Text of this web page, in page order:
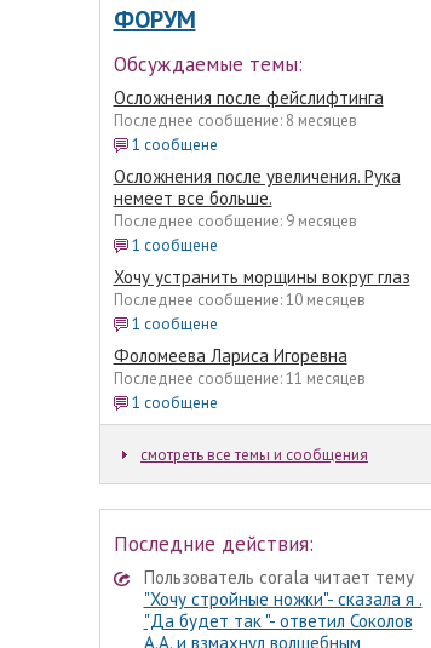
ФОРУМ
Обсуждаемые темы:
Осложнения после фейслифтинга
Последнее сообщение: 8 месяцев
1 сообщене
Осложнения после увеличения. Рука
немеет все больше.
Последнее сообщение: 9 месяцев
1 сообщене
Хочу устранить морщины вокруг глаз
Последнее сообщение: 10 месяцев
1 сообщене
Фоломеева Лариса Игоревна
Последнее сообщение: 11 месяцев
1 сообщене
смотреть все темы и сообщения
Последние действия:
Пользователь corala читает тему
"Хочу стройные ножки"- сказала я .
"Да будет так "- ответил Соколов
А.А. и взмахнул волшебным